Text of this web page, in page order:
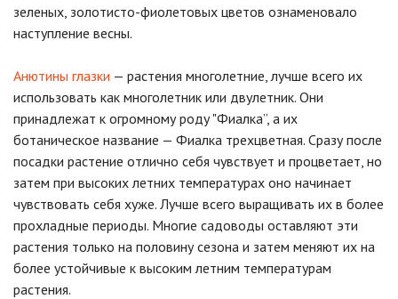
зеленых, золотисто-фиолетовых цветов ознаменовало
наступление весны.
Анютины глазки — растения многолетние, лучше всего их
использовать как многолетник или двулетник. Они
принадлежат к огромному роду "Фиалка”, а их
ботаническое название — Фиалка трехцветная. Сразу после
посадки растение отлично себя чувствует и процветает, но
затем при высоких летних температурах оно начинает
чувствовать себя хуже. Лучше всего выращивать их в более
прохладные периоды. Многие садоводы оставляют эти
растения только на половину сезона и затем меняют их на
более устойчивые к высоким летним температурам
растения.